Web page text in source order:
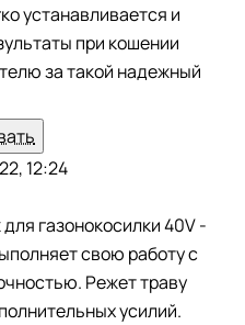
устанавливается и
при кошении
за такой надежный
12:24
газонокосилки 40V -
свою работу с
Режет траву
усилий.